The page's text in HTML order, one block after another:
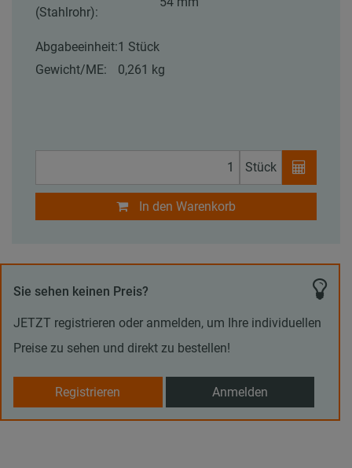
(Stahlrohr):
Abgabeeinheit:1 Stück
Gewicht/ME:
0,261 kg
Stück
In den Warenkorb
Sie sehen keinen Preis?
JETZT registrieren oder anmelden, um Ihre individuellen
Preise zu sehen und direkt zu bestellen!
Registrieren Anmelden